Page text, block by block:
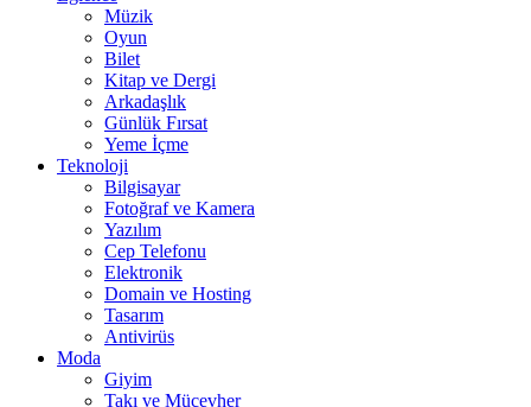
Müzik
Oyun
Bilet
Kitap ve Dergi
Arkadaşlık
Günlük Fırsat
Yeme İçme
Teknoloji
Bilgisayar
Fotoğraf ve Kamera
Yazılım
Cep Telefonu
Elektronik
Domain ve Hosting
Tasarım
Antivirüs
Moda
Giyim
Takı ve Mücevher